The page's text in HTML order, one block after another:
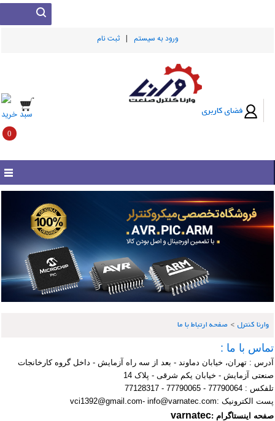
ورود به سيستم| ثبت نام
فضای کاربری سبد خرید
0
وارنا کنترل> صفحه ارتباط با ما
تماس با ما :
آدرس : تهران، خیابان دماوند - بعد از سه راه آزمایش - داخل گروه کارخانجات
صنعتی آزمایش - خیابان یکم شرقی - پلاک 14
تلفکس : 77790064 - 77790065 - 77128317
پست الکترونیک :vci1392@gmail.com- info@varnatec.com
صفحه اینستاگرام :varnatec